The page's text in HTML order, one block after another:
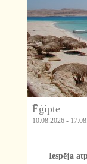
Ēģipte
10.08.2026 -
Iespēja